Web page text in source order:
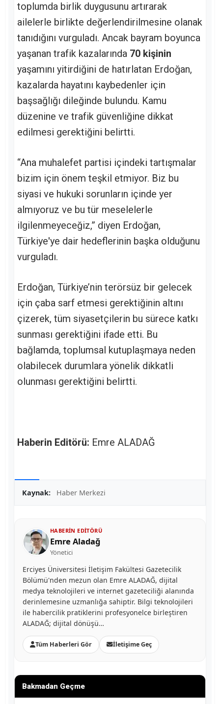
toplumda birlik duygusunu artırarak
ailelerle birlikte değerlendirilmesine olanak
tanıdığını vurguladı. Ancak bayram boyunca
yaşanan trafik kazalarında 70 kişinin
yaşamını yitirdiğini de hatırlatan Erdoğan,
kazalarda hayatını kaybedenler için
başsağlığı dileğinde bulundu. Kamu
düzenine ve trafik güvenliğine dikkat
edilmesi gerektiğini belirtti.
“Ana muhalefet partisi içindeki tartışmalar
bizim için önem teşkil etmiyor. Biz bu
siyasi ve hukuki sorunların içinde yer
almıyoruz ve bu tür meselelerle
ilgilenmeyeceğiz,” diyen Erdoğan,
Türkiye'ye dair hedeflerinin başka olduğunu
vurguladı.
Erdoğan, Türkiye’nin terörsüz bir gelecek
için çaba sarf etmesi gerektiğinin altını
çizerek, tüm siyasetçilerin bu sürece katkı
sunması gerektiğini ifade etti. Bu
bağlamda, toplumsal kutuplaşmaya neden
olabilecek durumlara yönelik dikkatli
olunması gerektiğini belirtti.
Haberin Editörü: Emre ALADAĞ
Kaynak: Haber Merkezi
HABERIN EDITÖRÜ
Emre Aladağ
Yönetici
Erciyes Üniversitesi İletişim Fakültesi Gazetecilik
Bölümü'nden mezun olan Emre ALADAĞ, dijital
medya teknolojileri ve internet gazeteciliği alanında
derinlemesine uzmanlığa sahiptir. Bilgi teknolojileri
ile habercilik pratiklerini profesyonelce birleştiren
ALADAĞ; dijital dönüşü…
Tüm Haberleri Gör İletişime Geç
Bakmadan Geçme